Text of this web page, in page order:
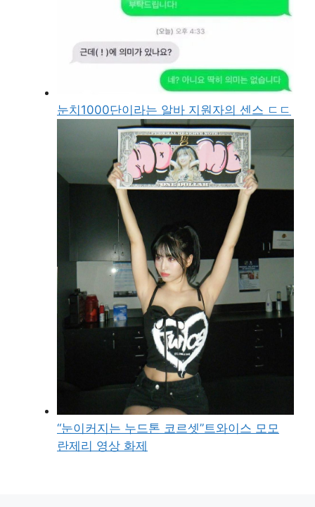
눈치1000단이라는 알바 지원자의 센스 ㄷㄷ
“눈이커지는 누드톤 코르셋”트와이스 모모
란제리 영상 화제